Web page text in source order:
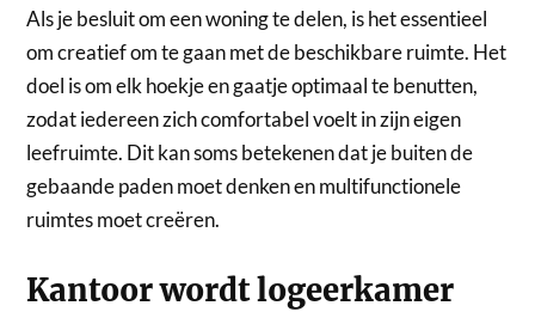
Als je besluit om een woning te delen, is het essentieel
om creatief om te gaan met de beschikbare ruimte. Het
doel is om elk hoekje en gaatje optimaal te benutten,
zodat iedereen zich comfortabel voelt in zijn eigen
leefruimte. Dit kan soms betekenen dat je buiten de
gebaande paden moet denken en multifunctionele
ruimtes moet creëren.
Kantoor wordt logeerkamer